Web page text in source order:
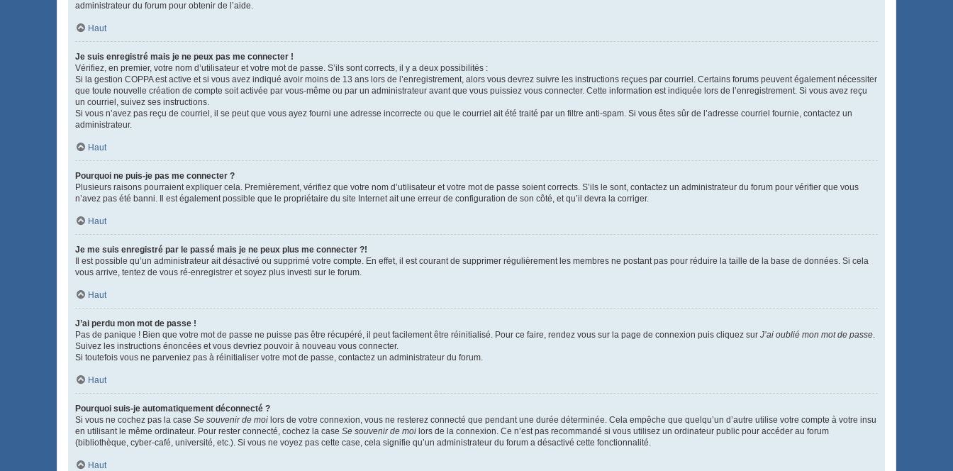
administrateur du forum pour obtenir de l’aide.
Haut
Je suis enregistré mais je ne peux pas me connecter !
Vérifiez, en premier, votre nom d’utilisateur et votre mot de passe. S’ils sont corrects, il y a deux possibilités :
Si la gestion COPPA est active et si vous avez indiqué avoir moins de 13 ans lors de l’enregistrement, alors vous devrez suivre les instructions reçues par courriel. Certains forums peuvent également nécessiter
que toute nouvelle création de compte soit activée par vous-même ou par un administrateur avant que vous puissiez vous connecter. Cette information est indiquée lors de l’enregistrement. Si vous avez reçu
un courriel, suivez ses instructions.
Si vous n’avez pas reçu de courriel, il se peut que vous ayez fourni une adresse incorrecte ou que le courriel ait été traité par un filtre anti-spam. Si vous êtes sûr de l’adresse courriel fournie, contactez un
administrateur.
Haut
Pourquoi ne puis-je pas me connecter ?
Plusieurs raisons pourraient expliquer cela. Premièrement, vérifiez que votre nom d’utilisateur et votre mot de passe soient corrects. S’ils le sont, contactez un administrateur du forum pour vérifier que vous
n’avez pas été banni. Il est également possible que le propriétaire du site Internet ait une erreur de configuration de son côté, et qu’il devra la corriger.
Haut
Je me suis enregistré par le passé mais je ne peux plus me connecter ?!
Il est possible qu’un administrateur ait désactivé ou supprimé votre compte. En effet, il est courant de supprimer régulièrement les membres ne postant pas pour réduire la taille de la base de données. Si cela
vous arrive, tentez de vous ré-enregistrer et soyez plus investi sur le forum.
Haut
J’ai perdu mon mot de passe !
Pas de panique ! Bien que votre mot de passe ne puisse pas être récupéré, il peut facilement être réinitialisé. Pour ce faire, rendez vous sur la page de connexion puis cliquez sur J’ai oublié mon mot de passe.
Suivez les instructions énoncées et vous devriez pouvoir à nouveau vous connecter.
Si toutefois vous ne parveniez pas à réinitialiser votre mot de passe, contactez un administrateur du forum.
Haut
Pourquoi suis-je automatiquement déconnecté ?
Si vous ne cochez pas la case Se souvenir de moi lors de votre connexion, vous ne resterez connecté que pendant une durée déterminée. Cela empêche que quelqu’un d’autre utilise votre compte à votre insu
en utilisant le même ordinateur. Pour rester connecté, cochez la case Se souvenir de moi lors de la connexion. Ce n’est pas recommandé si vous utilisez un ordinateur public pour accéder au forum
(bibliothèque, cyber-café, université, etc.). Si vous ne voyez pas cette case, cela signifie qu’un administrateur du forum a désactivé cette fonctionnalité.
Haut